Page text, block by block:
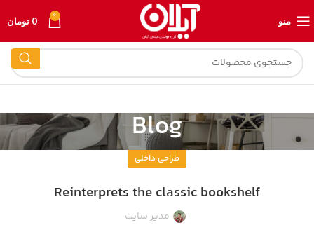
منو 0
0 تومان
Blog
طراحی داخلی
Reinterprets the classic bookshelf
مدیر سایت